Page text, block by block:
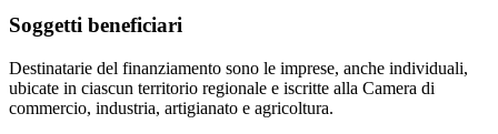
Soggetti beneficiari
Destinatarie del finanziamento sono le imprese, anche individuali,
ubicate in ciascun territorio regionale e iscritte alla Camera di
commercio, industria, artigianato e agricoltura.